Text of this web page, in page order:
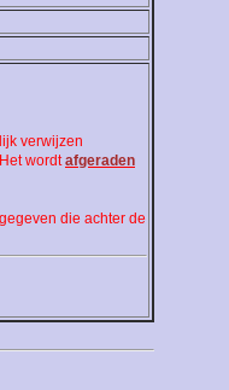
verwijzen
wordtafgeraden
die achter de